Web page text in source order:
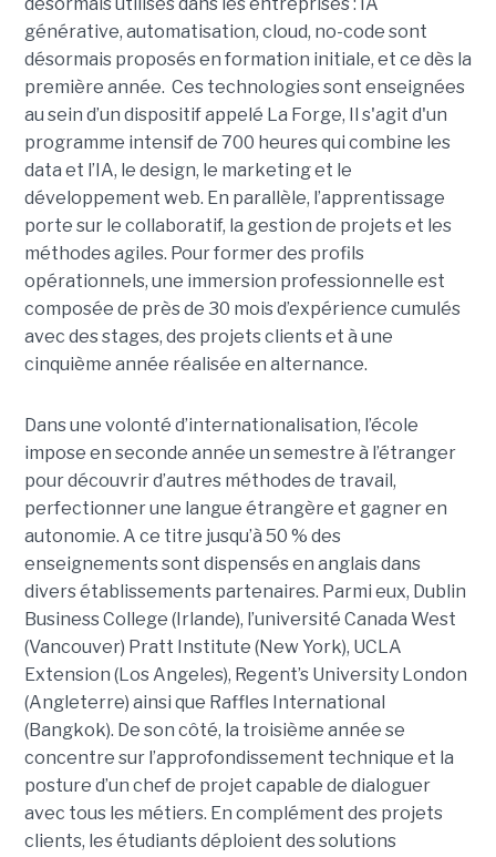
désormais utilisés dans les entreprises : IA
générative, automatisation, cloud, no-code sont
désormais proposés en formation initiale, et ce dès la
première année. Ces technologies sont enseignées
au sein d’un dispositif appelé La Forge, Il s'agit d'un
programme intensif de 700 heures qui combine les
data et l’IA, le design, le marketing et le
développement web. En parallèle, l’apprentissage
porte sur le collaboratif, la gestion de projets et les
méthodes agiles. Pour former des profils
opérationnels, une immersion professionnelle est
composée de près de 30 mois d’expérience cumulés
avec des stages, des projets clients et à une
cinquième année réalisée en alternance.
Dans une volonté d’internationalisation, l’école
impose en seconde année un semestre à l’étranger
pour découvrir d’autres méthodes de travail,
perfectionner une langue étrangère et gagner en
autonomie. A ce titre jusqu’à 50 % des
enseignements sont dispensés en anglais dans
divers établissements partenaires. Parmi eux, Dublin
Business College (Irlande), l’université Canada West
(Vancouver) Pratt Institute (New York), UCLA
Extension (Los Angeles), Regent’s University London
(Angleterre) ainsi que Raffles International
(Bangkok). De son côté, la troisième année se
concentre sur l’approfondissement technique et la
posture d’un chef de projet capable de dialoguer
avec tous les métiers. En complément des projets
clients, les étudiants déploient des solutions